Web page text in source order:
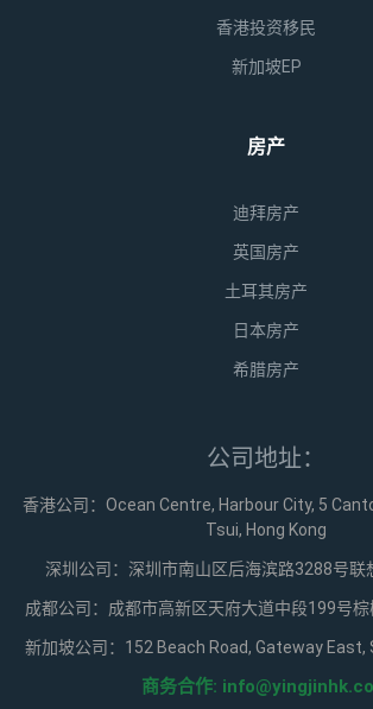
香港投资移民
新加坡EP
房产
迪拜房产
英国房产
土耳其房产
日本房产
希腊房产
公司地址：
香港公司：Ocean Centre, Harbour City, 5
Tsui, Hong Kong
深圳公司：深圳市南山区后海滨路3288号联
成都公司：成都市高新区天府大道中段199号
新加坡公司：152 Beach Road, Gateway East,
商务合作: